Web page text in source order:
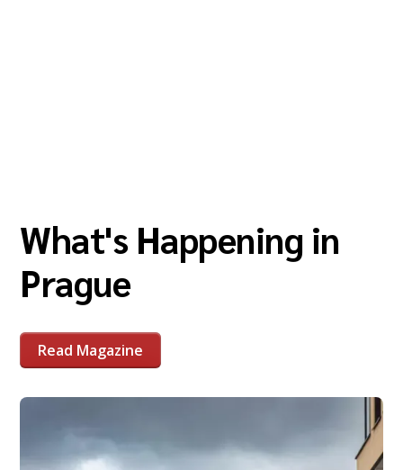
What's Happening in
Prague
Read Magazine